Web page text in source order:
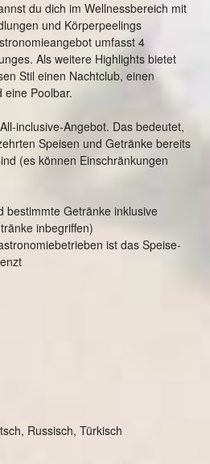
du dich im Wellnessbereich mit
und Körperpeelings
umfasst 4
Als weitere Highlights bietet
Stil einen Nachtclub, einen
eine Poolbar.
inclusive-Angebot. Das bedeutet,
Speisen und Getränke bereits
(es können Einschränkungen
bestimmte Getränke inklusive
inbegriffen)
ist das Speise-
Russisch, Türkisch